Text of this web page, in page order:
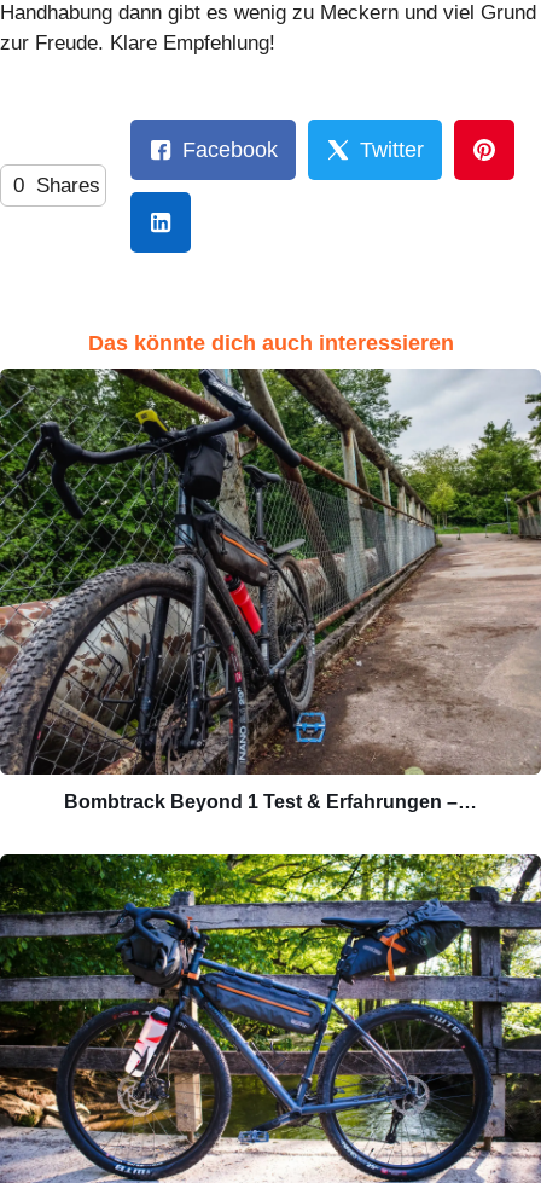
Handhabung dann gibt es wenig zu Meckern und viel Grund
zur Freude. Klare Empfehlung!
0 Shares
Facebook Twitter
Das könnte dich auch interessieren
Bombtrack Beyond 1 Test & Erfahrungen –…